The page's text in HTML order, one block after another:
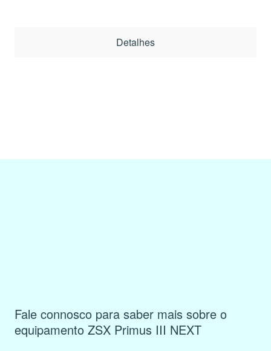
Detalhes
Fale connosco para saber mais sobre o
equipamento ZSX Primus III NEXT